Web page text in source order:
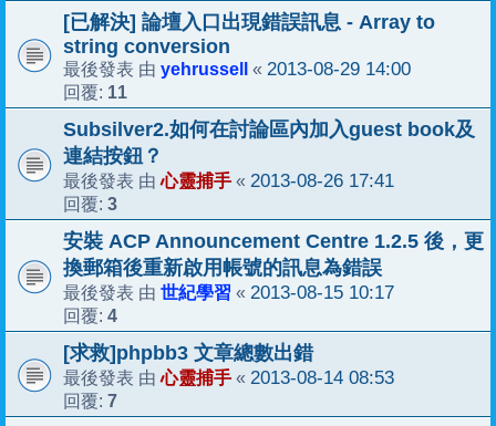
[已解決] 論壇入口出現錯誤訊息 - Array to
string conversion
最後發表 由 yehrussell « 2013-08-29 14:00
回覆: 11
Subsilver2.如何在討論區內加入guest book及
連結按鈕？
最後發表 由心靈捕手 « 2013-08-26 17:41
回覆: 3
安裝 ACP Announcement Centre 1.2.5 後，更
換郵箱後重新啟用帳號的訊息為錯誤
最後發表 由 世紀學習 « 2013-08-15 10:17
回覆: 4
[求救]phpbb3 文章總數出錯
最後發表 由心靈捕手 « 2013-08-14 08:53
回覆: 7